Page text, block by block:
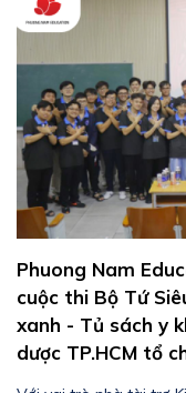
Phuong Nam
cuộc thi Bộ Tứ
xanh - Tủ sách y
dược TP.HCM tổ